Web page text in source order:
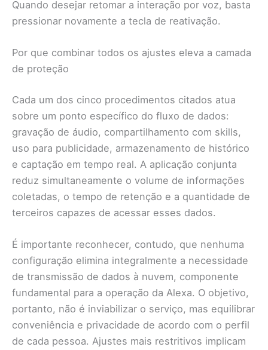
Quando desejar retomar a interação por voz, basta
pressionar novamente a tecla de reativação.
Por que combinar todos os ajustes eleva a camada
de proteção
Cada um dos cinco procedimentos citados atua
sobre um ponto específico do fluxo de dados:
gravação de áudio, compartilhamento com skills,
uso para publicidade, armazenamento de histórico
e captação em tempo real. A aplicação conjunta
reduz simultaneamente o volume de informações
coletadas, o tempo de retenção e a quantidade de
terceiros capazes de acessar esses dados.
É importante reconhecer, contudo, que nenhuma
configuração elimina integralmente a necessidade
de transmissão de dados à nuvem, componente
fundamental para a operação da Alexa. O objetivo,
portanto, não é inviabilizar o serviço, mas equilibrar
conveniência e privacidade de acordo com o perfil
de cada pessoa. Ajustes mais restritivos implicam